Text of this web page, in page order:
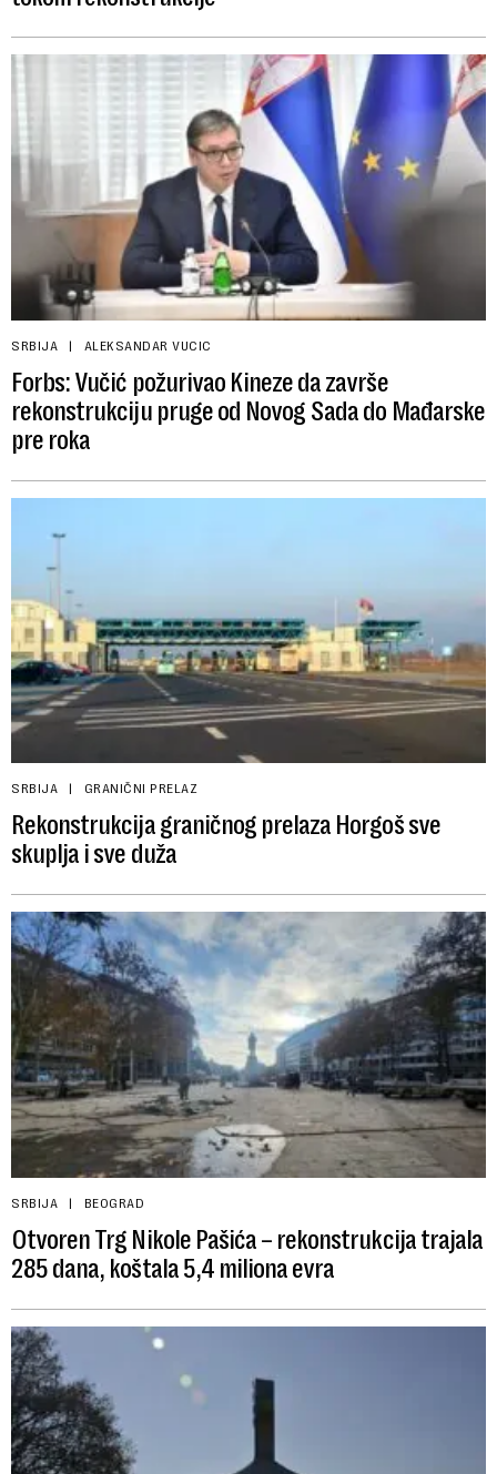
SRBIJA ALEKSANDAR VUCIC
Forbs: Vučić požurivao Kineze da završe
rekonstrukciju pruge od Novog Sada do Mađarske
pre roka
SRBIJA GRANIČNI PRELAZ
Rekonstrukcija graničnog prelaza Horgoš sve
skuplja i sve duža
SRBIJA BEOGRAD
Otvoren Trg Nikole Pašića – rekonstrukcija trajala
285 dana, koštala 5,4 miliona evra